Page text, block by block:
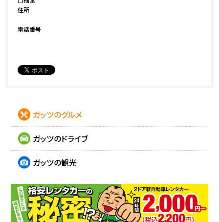
住所
電話番号
ガッツのグルメ
ガッツのドライブ
ガッツの観光